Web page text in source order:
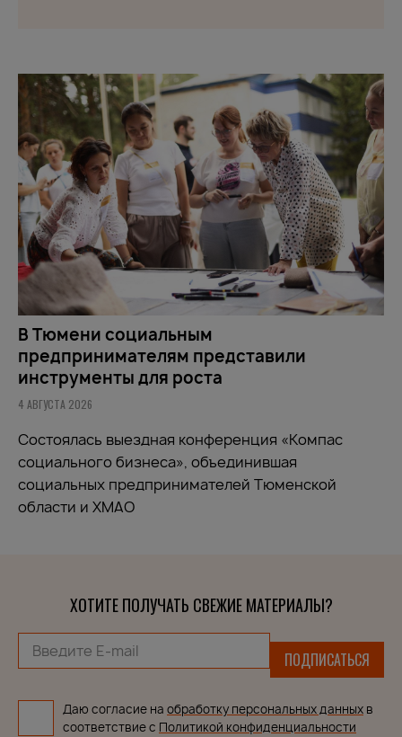
В Тюмени социальным
предпринимателям представили
инструменты для роста
4 АВГУСТА 2026
Состоялась выездная конференция «Компас
социального бизнеса», объединившая
социальных предпринимателей Тюменской
области и ХМАО
ХОТИТЕ ПОЛУЧАТЬ СВЕЖИЕ МАТЕРИАЛЫ?
ПОДПИСАТЬСЯ
Даю согласие на обработку персональных данных в
соответствие с Политикой конфиденциальности